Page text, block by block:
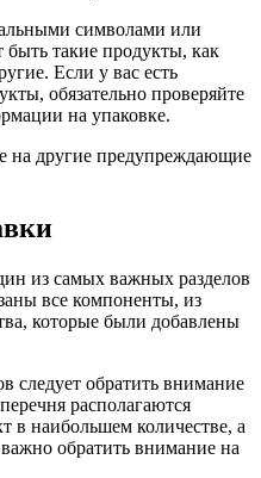
символами или
такие продукты, как
Если у вас есть
обязательно проверяйте
на упаковке.
на другие предупреждающие
из самых важных разделов
все компоненты, из
которые были добавлены
следует обратить внимание
располагаются
в наибольшем количестве, а
обратить внимание на